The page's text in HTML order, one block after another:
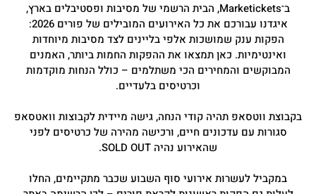
ב־Marketickets, הבית הרשמי של מסיבות ופסטיבלים בארץ,
איגדנו עבורכם את כל האירועים המובילים של פורים 2026:
הפקות ענק שמושכות אלפי בליינים לצד מסיבות מיוחדות
ואינטימיות. כאן תמצאו את ההפקות החמות ביותר, האמנים
המבוקשים והמחירים הכי משתלמים – כולל הנחות מוקדמות
וכרטיסים בלעדיים.
בקבוצת ווטסאפ תהיה קודי הנחה, גישה מיידית לקבוצות וואטסאפ
סגורות עם עדכונים חיים, ורכישה מהירה של כרטיסים לפני
שהאירוע נהיה SOLD OUT.
במקביל לעשרות אירועי סוף השבוע שכבר מתקיימים, החלו